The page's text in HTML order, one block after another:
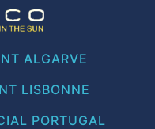
ALGARVE
LISBONNE
PORTUGAL